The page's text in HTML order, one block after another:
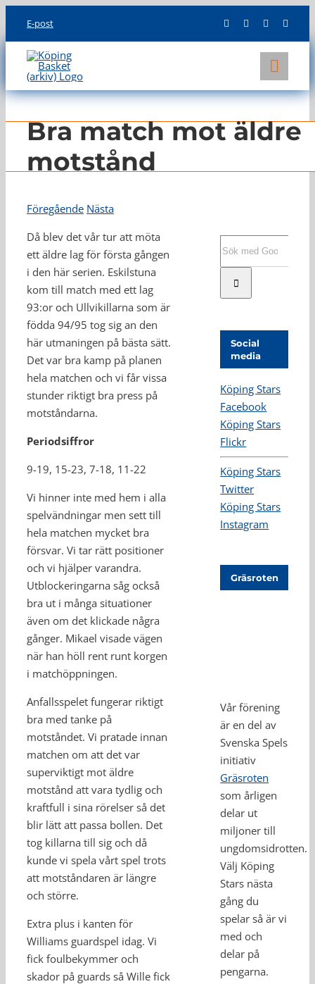
content
E-post
KLUBBEN
LAG
INFO
Bra match mot äldre
motstånd
Föregående Nästa
Då blev det vår tur att möta
ett äldre lag för första gången
i den här serien. Eskilstuna
kom till match med ett lag
93:or och Ullvikillarna som är
födda 94/95 tog sig an den
här utmaningen på bästa sätt.
Det var bra kamp på planen
hela matchen och vi får vissa
stunder riktigt bra press på
motståndarna.
Periodsiffror
9-19, 15-23, 7-18, 11-22
Vi hinner inte med hem i alla
spelvändningar men sett till
hela matchen mycket bra
försvar. Vi tar rätt positioner
och vi hjälper varandra.
Utblockeringarna såg också
bra ut i många situationer
även om det klickade några
gånger. Mikael visade vägen
när han höll rent runt korgen
i matchöppningen.
Anfallsspelet fungerar riktigt
bra med tanke på
motståndet. Vi pratade innan
matchen om att det var
superviktigt mot äldre
motstånd att vara tydlig och
kraftfull i sina rörelser så det
blir lätt att passa bollen. Det
tog killarna till sig och då
kunde vi spela vårt spel trots
att motståndaren är längre
och större.
Extra plus i kanten för
Williams guardspel idag. Vi
fick foulbekymmer och
skador på guards så Wille fick
Social
media
Köping Stars
Facebook
Köping Stars
Flickr
Köping Stars
Twitter
Köping Stars
Instagram
Gräsroten
Vår förening
är en del av
Svenska Spels
initiativ
Gräsroten
som årligen
delar ut
miljoner till
ungdomsidrotten.
Välj Köping
Stars nästa
gång du
spelar så är vi
med och
delar på
pengarna.